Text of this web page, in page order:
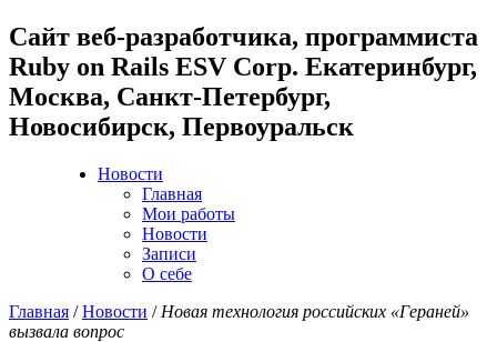
Cайт веб-разработчика, программиста
Ruby on Rails ESV Corp. Екатеринбург,
Москва, Санкт-Петербург,
Новосибирск, Первоуральск
Новости
Главная
Мои работы
Новости
Записи
О себе
Главная /Новости / Новая технология российских «Гераней»
вызвала вопрос